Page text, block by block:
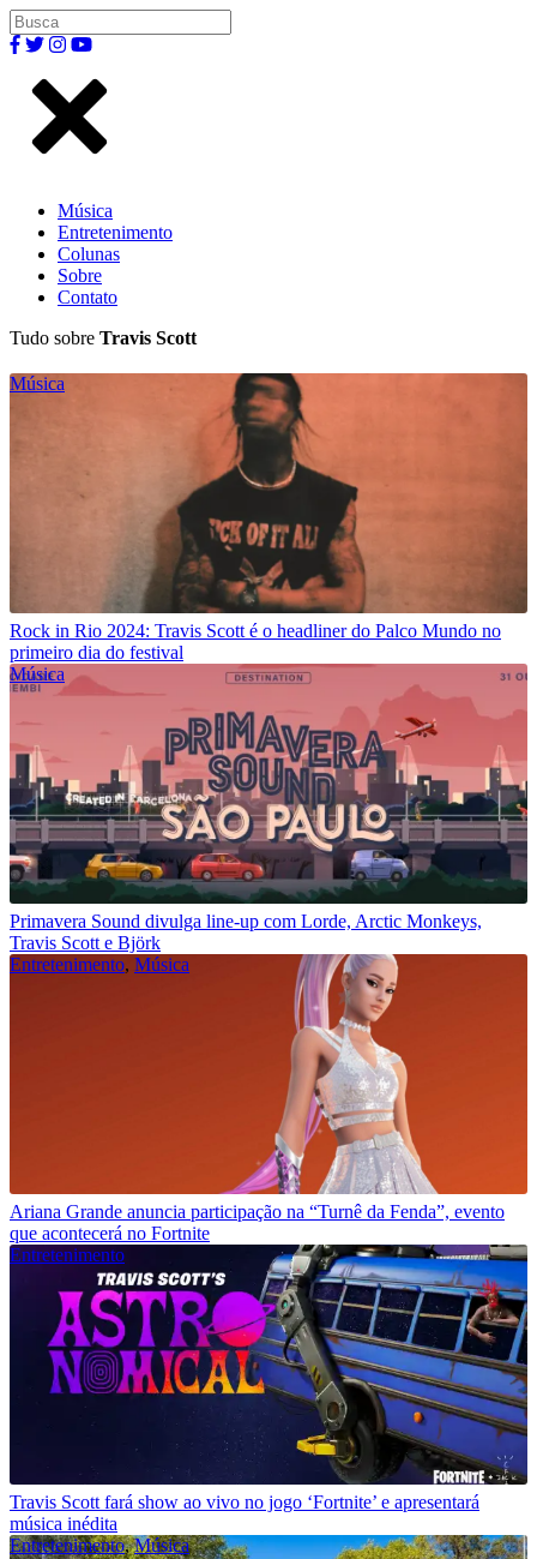
Música
Entretenimento
Colunas
Sobre
Contato
Tudo sobre Travis Scott
Música
Rock in Rio 2024: Travis Scott é o headliner do Palco Mundo no
primeiro dia do festival
Música
Primavera Sound divulga line-up com Lorde, Arctic Monkeys,
Travis Scott e Björk
Entretenimento, Música
Ariana Grande anuncia participação na “Turnê da Fenda”, evento
que acontecerá no Fortnite
Entretenimento
Travis Scott fará show ao vivo no jogo ‘Fortnite’ e apresentará
música inédita
Entretenimento,Música